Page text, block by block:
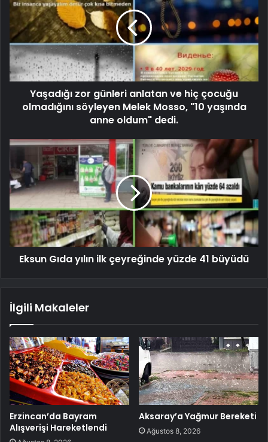
Yaşadığı zor günleri anlatan ve hiç çocuğu
olmadığını söyleyen Melek Mosso, "10 yaşında
anne oldum" dedi.
Eksun Gıda yılın ilk çeyreğinde yüzde 41 büyüdü
İlgili Makaleler
Erzincan’da Bayram
Alışverişi Hareketlendi
Aksaray’a Yağmur Bereketi
Ağustos 8, 2026